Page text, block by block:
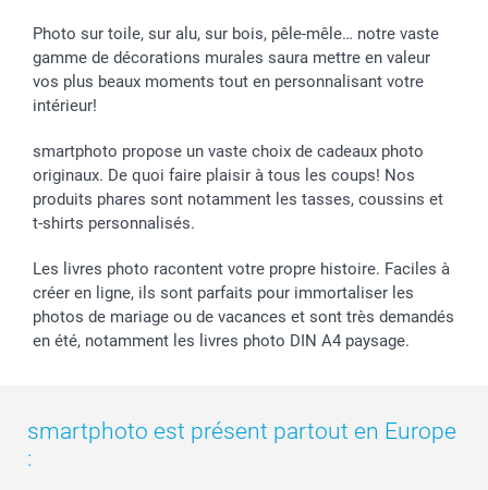
Photo sur toile, sur alu, sur bois, pêle-mêle… notre vaste
gamme de décorations murales saura mettre en valeur
vos plus beaux moments tout en personnalisant votre
intérieur!
smartphoto propose un vaste choix de cadeaux photo
originaux. De quoi faire plaisir à tous les coups! Nos
produits phares sont notamment les tasses, coussins et
t-shirts personnalisés.
Les livres photo racontent votre propre histoire. Faciles à
créer en ligne, ils sont parfaits pour immortaliser les
photos de mariage ou de vacances et sont très demandés
en été, notamment les livres photo DIN A4 paysage.
smartphoto est présent partout en Europe
: